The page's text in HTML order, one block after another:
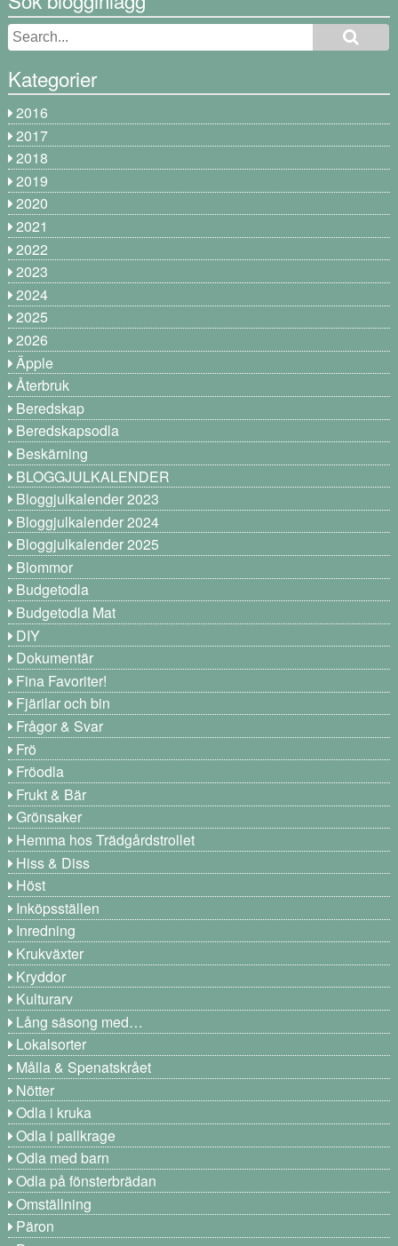
Kategorier
2016
2017
2018
2019
2020
2021
2022
2023
2024
2025
2026
Äpple
Återbruk
Beredskap
Beredskapsodla
Beskärning
BLOGGJULKALENDER
Bloggjulkalender 2023
Bloggjulkalender 2024
Bloggjulkalender 2025
Blommor
Budgetodla
Budgetodla Mat
DIY
Dokumentär
Fina Favoriter!
Fjärilar och bin
Frågor & Svar
Frö
Fröodla
Frukt & Bär
Grönsaker
Hemma hos Trädgårdstrollet
Hiss & Diss
Höst
Inköpsställen
Inredning
Krukväxter
Kryddor
Kulturarv
Lång säsong med…
Lokalsorter
Målla & Spenatskrået
Nötter
Odla i kruka
Odla i pallkrage
Odla med barn
Odla på fönsterbrädan
Omställning
Päron